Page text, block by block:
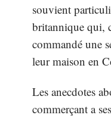
souvient
britannique qui,
commandé une
leur maison en
Les anecdotes
commerçant a